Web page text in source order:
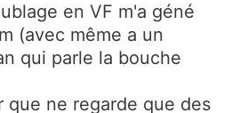
en VF m'a géné
(avec même a un
qui parle la bouche
que ne regarde que des